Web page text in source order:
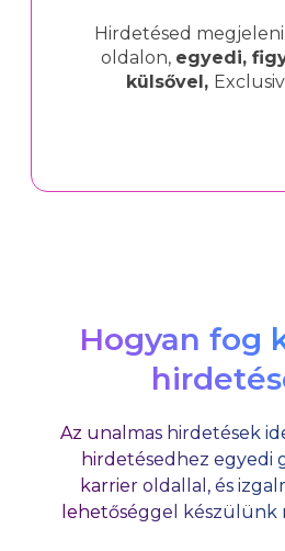
Hirdetésed
oldalon, egyedi,
külsővel,
Hogyan fog
Az unalmas hirdetések
hirdetésedhez egyedi
karrier oldallal, és
lehetőséggel készülünk